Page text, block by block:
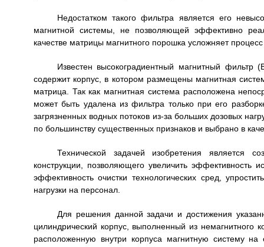
Недостатком такого фильтра является его
магнитной системы, не позволяющей эффективно
качестве матрицы магнитного порошка усложняет
Известен высокоградиентный магнитный
содержит корпус, в котором размещены магнитная
матрица. Так как магнитная система расположена
может быть удалена из фильтра только при его
загрязненных водных потоков из-за больших дозовых
по большинству существенных признаков и выбрано в
Технической задачей изобретения является
конструкции, позволяющего увеличить эффективность
эффективность очистки технологических сред,
нагрузки на персонал.
Для решения данной задачи и достижения
цилиндрический корпус, выполненный из немагнитного
расположенную внутри корпуса магнитную систему на